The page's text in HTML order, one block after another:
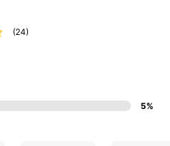
(24)
5%